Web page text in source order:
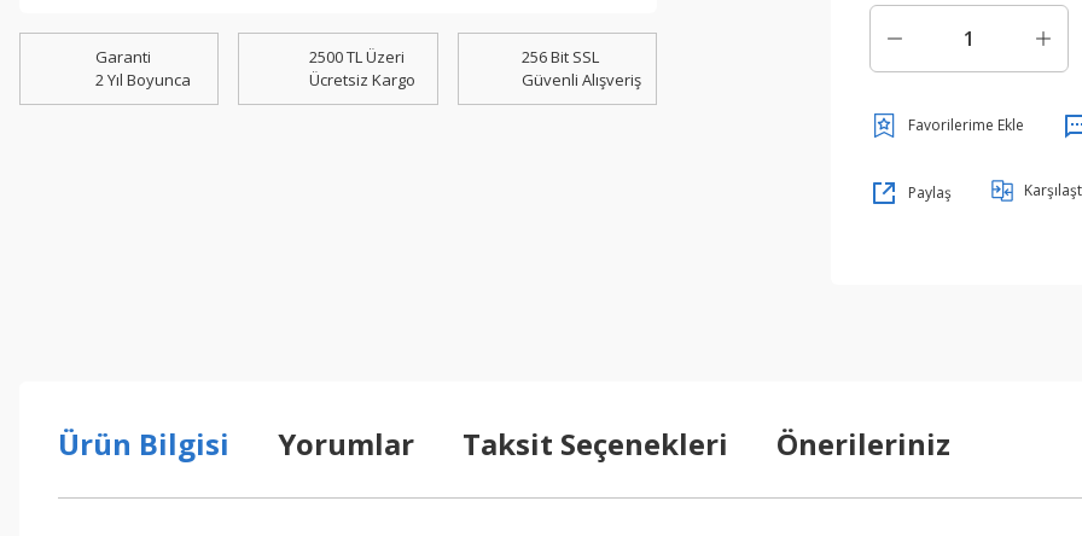
Garanti
2 Yıl Boyunca
2500 TL Üzeri
Ücretsiz Kargo
256 Bit SSL
Güvenli Alışveriş
Paylaş
Ürün Bilgisi Yorumlar Taksit Seçenekleri Önerileriniz